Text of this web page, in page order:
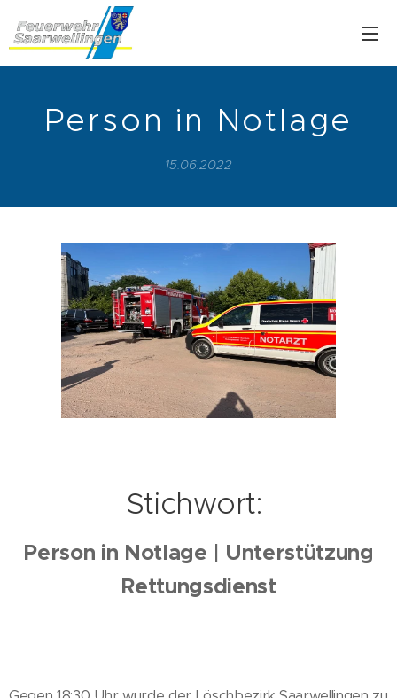
Person in Notlage
15.06.2022
Stichwort:
Person in Notlage | Unterstützung
Rettungsdienst